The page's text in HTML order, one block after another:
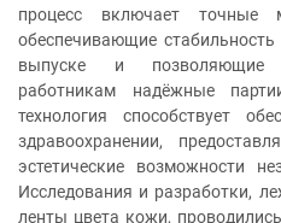
процесс включает точные
обеспечивающие
выпуске и позволяющие
работникам надёжные
технология способствует
здравоохранении,
эстетические возможности
Исследования и разработки,
ленты цвета кожи,